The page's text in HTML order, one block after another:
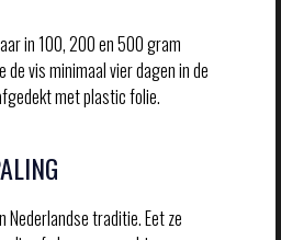
in 100, 200 en 500 gram
de vis minimaal vier dagen in de
met plastic folie.
Nederlandse traditie. Eet ze